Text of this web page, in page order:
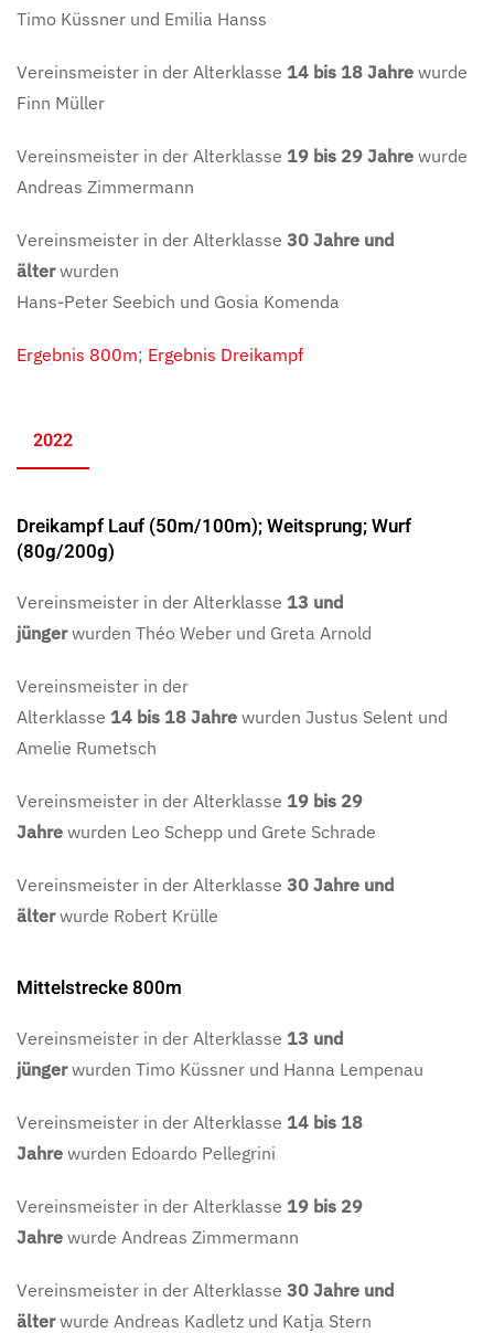
Timo Küssner und Emilia Hanss
Vereinsmeister in der Alterklasse 14 bis 18 Jahre wurde
Finn Müller
Vereinsmeister in der Alterklasse 19 bis 29 Jahre wurde
Andreas Zimmermann
Vereinsmeister in der Alterklasse 30 Jahre und
älterwurden
Hans-Peter Seebich und Gosia Komenda
Ergebnis 800m; Ergebnis Dreikampf
2022
Dreikampf Lauf (50m/100m); Weitsprung; Wurf
(80g/200g)
Vereinsmeister in der Alterklasse 13 und
jüngerwurden Théo Weber und Greta Arnold
Vereinsmeister in der
Alterklasse 14 bis 18 Jahre wurden Justus Selent und
Amelie Rumetsch
Vereinsmeister in der Alterklasse 19 bis 29
Jahre wurden Leo Schepp und Grete Schrade
Vereinsmeister in der Alterklasse 30 Jahre und
älter wurde Robert Krülle
Mittelstrecke 800m
Vereinsmeister in der Alterklasse 13 und
jüngerwurden Timo Küssner und Hanna Lempenau
Vereinsmeister in der Alterklasse 14 bis 18
Jahre wurden Edoardo Pellegrini
Vereinsmeister in der Alterklasse 19 bis 29
Jahre wurde Andreas Zimmermann
Vereinsmeister in der Alterklasse 30 Jahre und
älterwurde Andreas Kadletz und Katja Stern